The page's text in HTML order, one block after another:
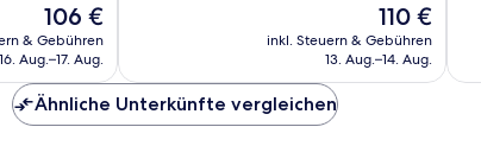
Der
Preis
beträgt
106 €
& Gebühren
16. Aug.–17. Aug.
Der
Preis
beträgt
110 €
inkl. Steuern & Gebühren
13. Aug.–14. Aug.
Ähnliche Unterkünfte vergleichen